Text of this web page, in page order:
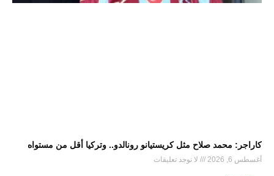
كاراجر: محمد صلاح مثل كريستيانو رونالدو.. وتركيا أقل من مستواه
أغسطس 6, 2026 لا توجد تعليقات